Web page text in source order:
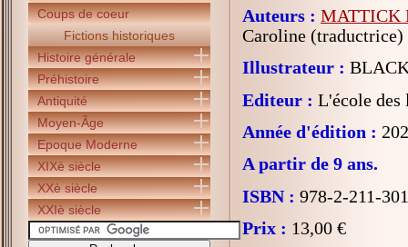
Coups de coeur
Fictions historiques
Histoire générale
Préhistoire
Antiquité
Moyen-Âge
Epoque Moderne
XIXè siècle
XXè siècle
XXIè siècle
Auteurs : MATTICK
Caroline (traductrice)
Illustrateur :
Editeur : L'école des
Année d'édition :
A partir de 9 ans.
ISBN : 978-2-211-
Prix : 13,00 €